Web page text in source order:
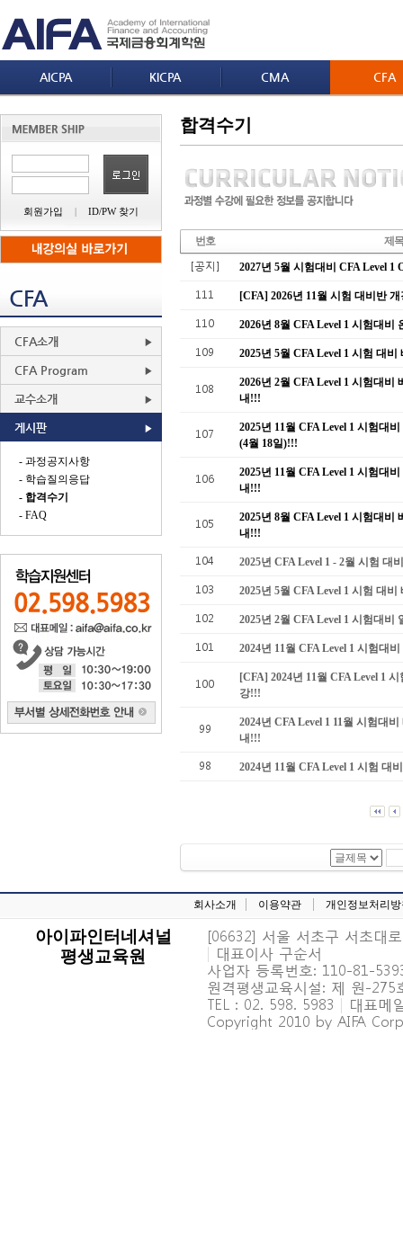
AICPA KICPA CMA CFA
회원가입 | ID/PW 찾기
CFA
CFA소개
CFA Program
교수소개
게시판
- 과정공지사항
- 학습질의응답
- 합격수기
- FAQ
합격수기
번호 제목
[공지] 2027년 5월 시험대비 CFA Level
111 [CFA] 2026년 11월 시험 대비반
110 2026년 8월 CFA Level 1 시험대
109 2025년 5월 CFA Level 1 시험 대
108
2026년 2월 CFA Level 1 시험대
내!!!
107
2025년 11월 CFA Level 1 시험대
(4월 18일)!!!
106
2025년 11월 CFA Level 1 시험대
내!!!
105
2025년 8월 CFA Level 1 시험대
내!!!
104 2025년 CFA Level 1 - 2월 시험 대
103 2025년 5월 CFA Level 1 시험 대
102 2025년 2월 CFA Level 1 시험대
101 2024년 11월 CFA Level 1 시험대
100
[CFA] 2024년 11월 CFA Level 1
강!!!
99
2024년 CFA Level 1 11월 시험대
내!!!
98 2024년 11월 CFA Level 1 시험 대
회사소개 이용약관 개인정보처리
아이파인터네셔널
평생교육원
[06632] 서울 서초구 서초대
| 대표이사 구순서
사업자 등록번호: 110-81-
원격평생교육시설: 제 원-
TEL : 02. 598. 5983 | 대표메
Copyright 2010 by AIFA